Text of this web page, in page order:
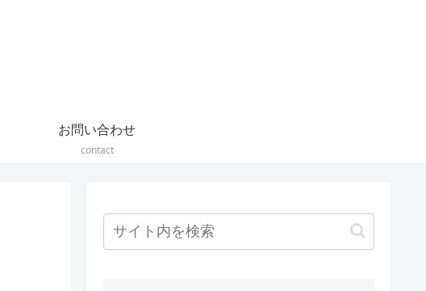
お問い合わせ
contact